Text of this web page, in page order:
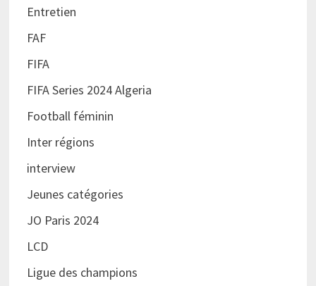
Entretien
FAF
FIFA
FIFA Series 2024 Algeria
Football féminin
Inter régions
interview
Jeunes catégories
JO Paris 2024
LCD
Ligue des champions